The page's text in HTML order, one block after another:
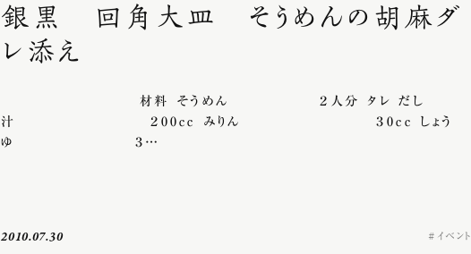
銀黒 回角大皿 そうめんの胡麻ダ
レ添え
材料 そうめん ２人分 タレ だし
汁 ２00ｃｃ みりん ３0ｃｃ しょう
ゆ ３…
2010.07.30 イベント